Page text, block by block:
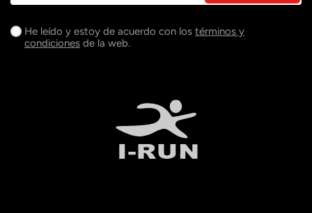
He leído y estoy de acuerdo con los términos y
condiciones de la web.